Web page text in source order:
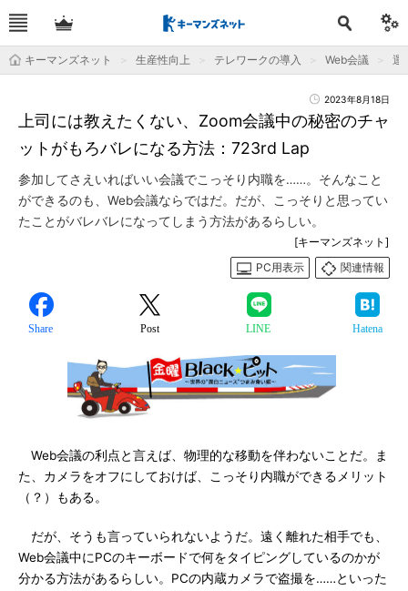
キーマンズネット 生産性向上 テレワークの導入 Web会議 運
2023年8月18日
上司には教えたくない、Zoom会議中の秘密のチャ
ットがもろバレになる方法：723rd Lap
参加してさえいればいい会議でこっそり内職を……。そんなこと
ができるのも、Web会議ならではだ。だが、こっそりと思ってい
たことがバレバレになってしまう方法があるらしい。
[キーマンズネット]
PC用表示
関連情報
Share Post LINE Hatena
Web会議の利点と言えば、物理的な移動を伴わないことだ。ま
た、カメラをオフにしておけば、こっそり内職ができるメリット
（？）もある。
だが、そうも言っていられないようだ。遠く離れた相手でも、
Web会議中にPCのキーボードで何をタイピングしているのかが
分かる方法があるらしい。PCの内蔵カメラで盗撮を……といった